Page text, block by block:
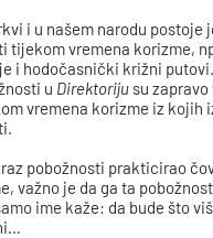
i u našem narodu postoje
tijekom vremena korizme,
i hodočasnički križni
u Direktoriju su
vremena korizme iz kojih
pobožnosti prakticirao
važno je da ga ta
ime kaže: da bude što